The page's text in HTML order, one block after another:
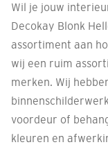
Wil je jouw
Decokay Blonk
assortiment aan
wij een ruim
merken. Wij
voordeur of
kleuren en